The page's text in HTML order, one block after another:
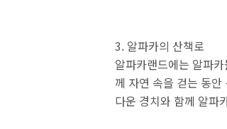
3. 알파카의 산책로
알파카랜드에는 알파
께 자연 속을 걷는 동
다운 경치와 함께 알파